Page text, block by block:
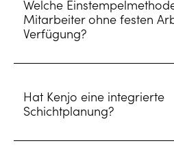
Welche
Mitarbeiter ohne festen
Verfügung?
Hat Kenjo eine integrierte
Schichtplanung?